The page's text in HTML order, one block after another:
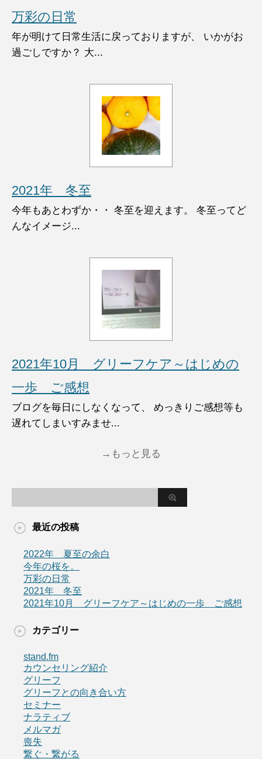
万彩の日常
年が明けて日常生活に戻っておりますが、 いかがお
過ごしですか？ 大...
2021年 冬至
今年もあとわずか・・ 冬至を迎えます。 冬至ってど
んなイメージ...
2021年10月 グリーフケア～はじめの
一歩 ご感想
ブログを毎日にしなくなって、 めっきりご感想等も
遅れてしまいすみませ...
→もっと見る
最近の投稿
2022年 夏至の余白
今年の桜を。
万彩の日常
2021年 冬至
2021年10月 グリーフケア～はじめの一歩 ご感想
カテゴリー
stand.fm
カウンセリング紹介
グリーフ
グリーフとの向き合い方
セミナー
ナラティブ
メルマガ
喪失
繋ぐ・繋がる